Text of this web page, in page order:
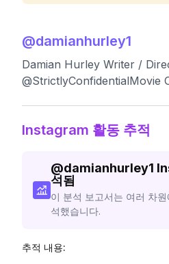
@damianhurley1
Damian Hurley Writer /
@StrictlyConfidentialMovie
Instagram 활동 추적
@damianhurley1
석됨
이 분석 보고서는 여러 차
석했습니다.
추적 내용: